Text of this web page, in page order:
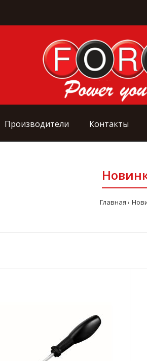
Производители Контакты
Главная
верхней ручки салона VAG (FORCE 9M0111)